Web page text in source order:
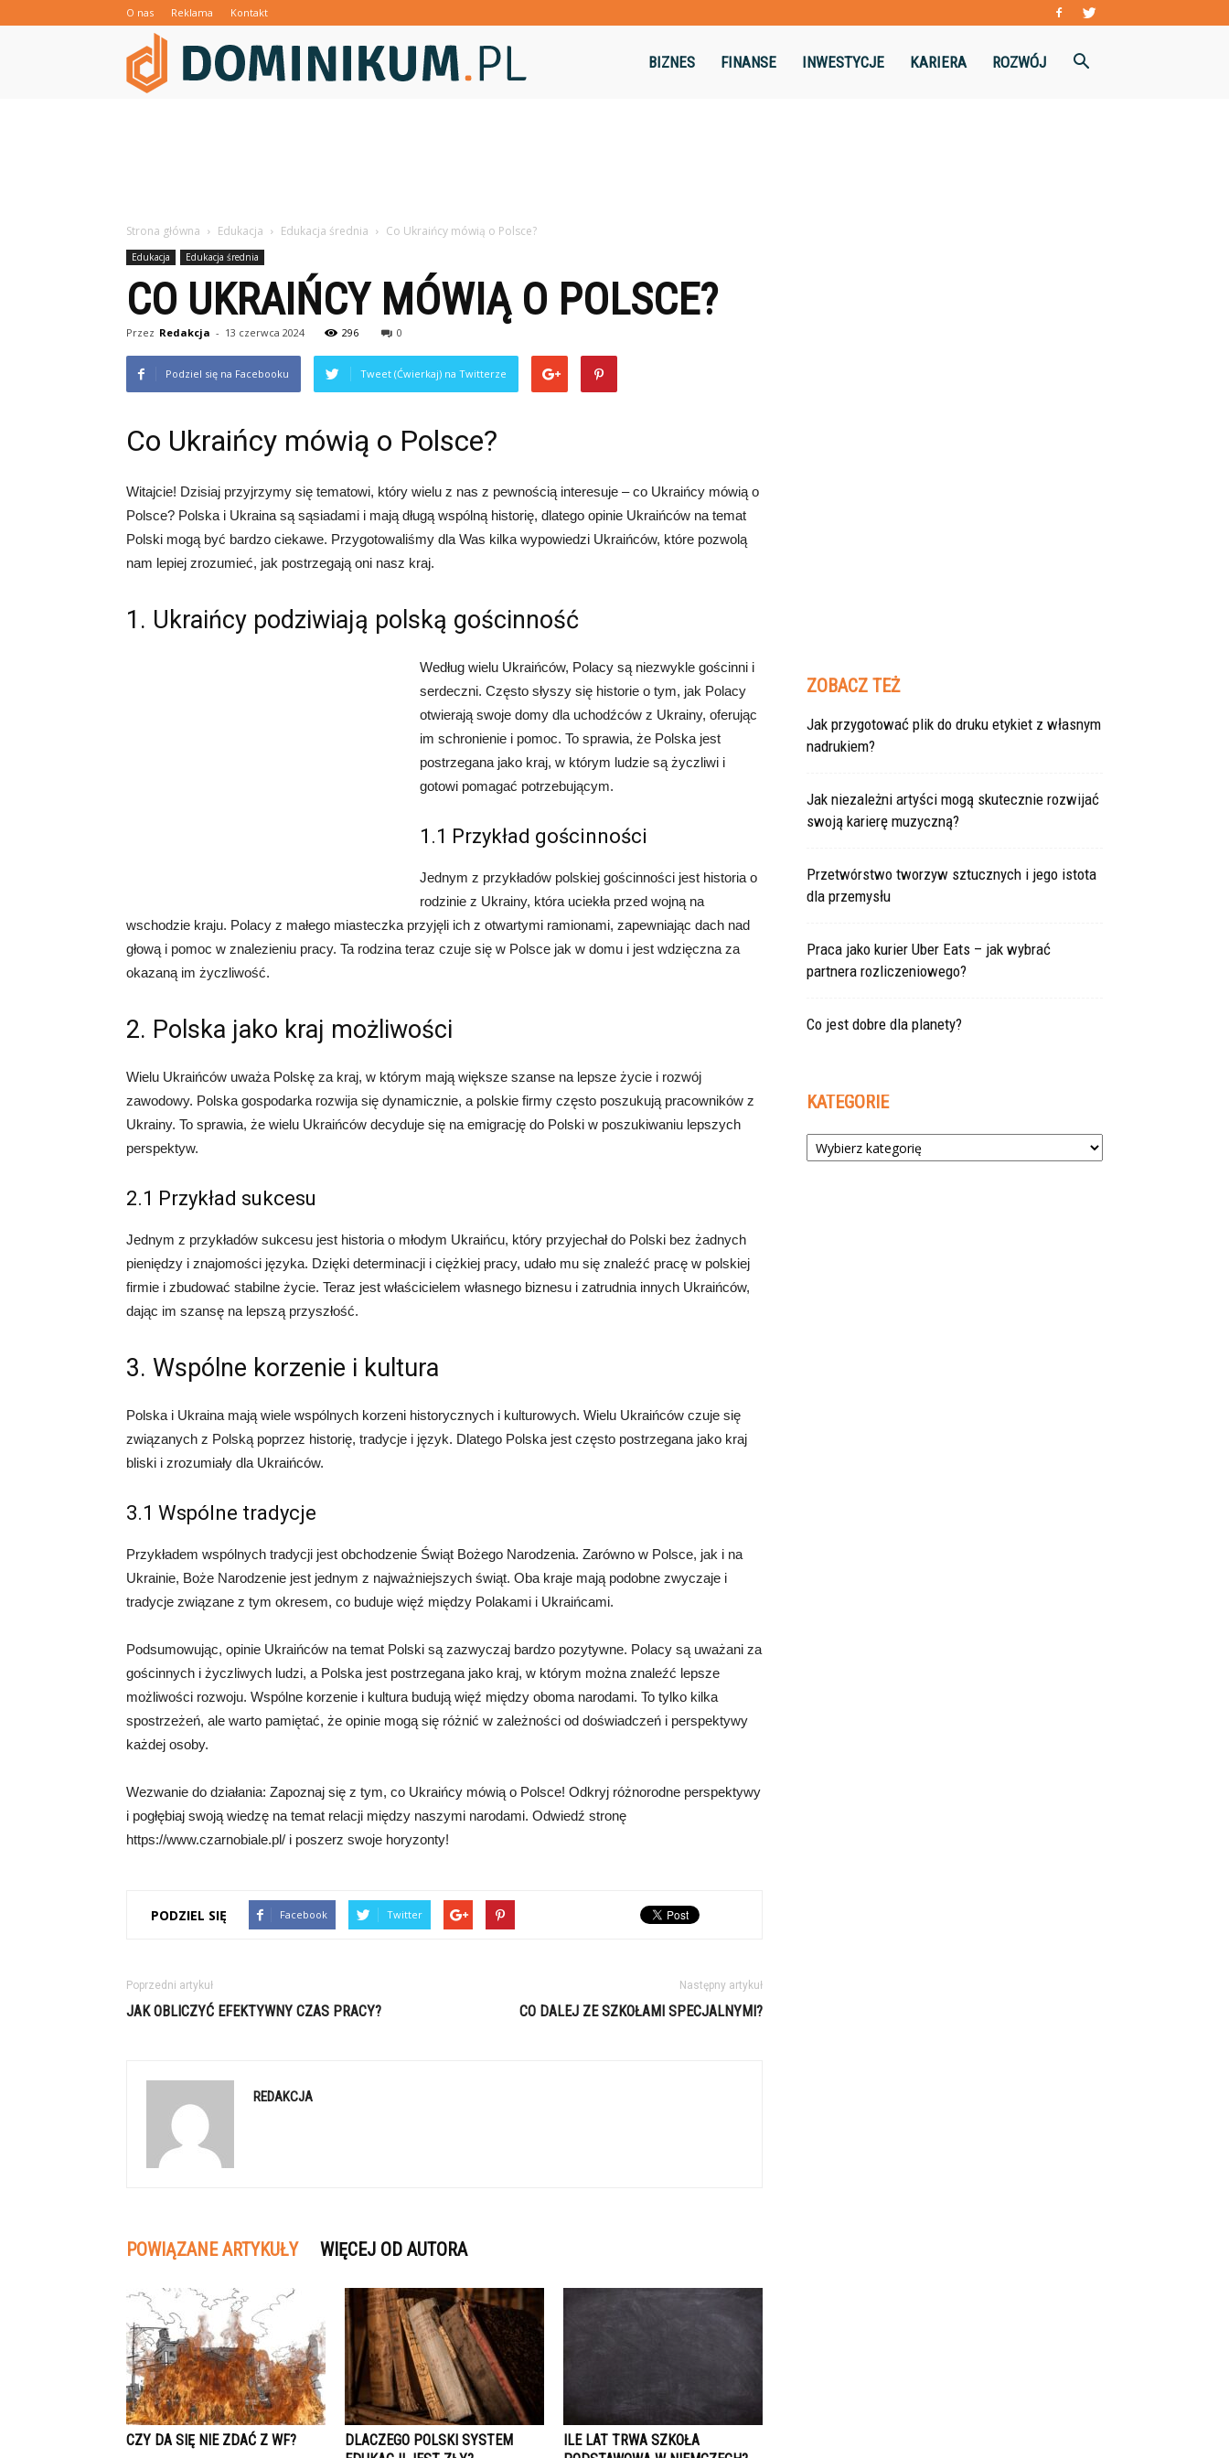
O nas Reklama Kontakt
BIZNES FINANSE INWESTYCJE KARIERA ROZWÓJ
Strona główna Edukacja Edukacja średnia Co Ukraińcy mówią o Polsce?
Edukacja Edukacja średnia
CO UKRAIŃCY MÓWIĄ O POLSCE?
Przez Redakcja - 13 czerwca 2024 296 0
Podziel się na Facebooku Tweet (Ćwierkaj) na Twitterze
Co Ukraińcy mówią o Polsce?
Witajcie! Dzisiaj przyjrzymy się tematowi, który wielu z nas z pewnością interesuje – co Ukraińcy mówią o
Polsce? Polska i Ukraina są sąsiadami i mają długą wspólną historię, dlatego opinie Ukraińców na temat
Polski mogą być bardzo ciekawe. Przygotowaliśmy dla Was kilka wypowiedzi Ukraińców, które pozwolą
nam lepiej zrozumieć, jak postrzegają oni nasz kraj.
1. Ukraińcy podziwiają polską gościnność
Według wielu Ukraińców, Polacy są niezwykle gościnni i
serdeczni. Często słyszy się historie o tym, jak Polacy
otwierają swoje domy dla uchodźców z Ukrainy, oferując
im schronienie i pomoc. To sprawia, że Polska jest
postrzegana jako kraj, w którym ludzie są życzliwi i
gotowi pomagać potrzebującym.
1.1 Przykład gościnności
Jednym z przykładów polskiej gościnności jest historia o
rodzinie z Ukrainy, która uciekła przed wojną na
wschodzie kraju. Polacy z małego miasteczka przyjęli ich z otwartymi ramionami, zapewniając dach nad
głową i pomoc w znalezieniu pracy. Ta rodzina teraz czuje się w Polsce jak w domu i jest wdzięczna za
okazaną im życzliwość.
2. Polska jako kraj możliwości
Wielu Ukraińców uważa Polskę za kraj, w którym mają większe szanse na lepsze życie i rozwój
zawodowy. Polska gospodarka rozwija się dynamicznie, a polskie firmy często poszukują pracowników z
Ukrainy. To sprawia, że wielu Ukraińców decyduje się na emigrację do Polski w poszukiwaniu lepszych
perspektyw.
2.1 Przykład sukcesu
Jednym z przykładów sukcesu jest historia o młodym Ukraińcu, który przyjechał do Polski bez żadnych
pieniędzy i znajomości języka. Dzięki determinacji i ciężkiej pracy, udało mu się znaleźć pracę w polskiej
firmie i zbudować stabilne życie. Teraz jest właścicielem własnego biznesu i zatrudnia innych Ukraińców,
dając im szansę na lepszą przyszłość.
3. Wspólne korzenie i kultura
Polska i Ukraina mają wiele wspólnych korzeni historycznych i kulturowych. Wielu Ukraińców czuje się
związanych z Polską poprzez historię, tradycje i język. Dlatego Polska jest często postrzegana jako kraj
bliski i zrozumiały dla Ukraińców.
3.1 Wspólne tradycje
Przykładem wspólnych tradycji jest obchodzenie Świąt Bożego Narodzenia. Zarówno w Polsce, jak i na
Ukrainie, Boże Narodzenie jest jednym z najważniejszych świąt. Oba kraje mają podobne zwyczaje i
tradycje związane z tym okresem, co buduje więź między Polakami i Ukraińcami.
Podsumowując, opinie Ukraińców na temat Polski są zazwyczaj bardzo pozytywne. Polacy są uważani za
gościnnych i życzliwych ludzi, a Polska jest postrzegana jako kraj, w którym można znaleźć lepsze
możliwości rozwoju. Wspólne korzenie i kultura budują więź między oboma narodami. To tylko kilka
spostrzeżeń, ale warto pamiętać, że opinie mogą się różnić w zależności od doświadczeń i perspektywy
każdej osoby.
Wezwanie do działania: Zapoznaj się z tym, co Ukraińcy mówią o Polsce! Odkryj różnorodne perspektywy
i pogłębiaj swoją wiedzę na temat relacji między naszymi narodami. Odwiedź stronę
https://www.czarnobiale.pl/ i poszerz swoje horyzonty!
PODZIEL SIĘ Facebook Twitter
Poprzedni artykuł
JAK OBLICZYĆ EFEKTYWNY CZAS PRACY?
Następny artykuł
CO DALEJ ZE SZKOŁAMI SPECJALNYMI?
REDAKCJA
POWIĄZANE ARTYKUŁY WIĘCEJ OD AUTORA
CZY DA SIĘ NIE ZDAĆ Z WF?
DLACZEGO POLSKI SYSTEM
ILE LAT TRWA SZKOŁA
ZOBACZ TEŻ
Jak przygotować plik do druku etykiet z własnym
nadrukiem?
Jak niezależni artyści mogą skutecznie rozwijać
swoją karierę muzyczną?
Przetwórstwo tworzyw sztucznych i jego istota
dla przemysłu
Praca jako kurier Uber Eats – jak wybrać
partnera rozliczeniowego?
Co jest dobre dla planety?
KATEGORIE
Kategorie